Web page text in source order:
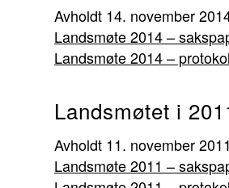
Avholdt 14. november
Landsmøte 2014 –
Landsmøte 2014 –
Landsmøtet i
Avholdt 11. november
Landsmøte 2011 –